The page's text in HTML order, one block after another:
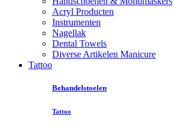
Acryl Producten
Instrumenten
Nagellak
Dental Towels
Diverse Artikelen Manicure
Tattoo
Behandelstoelen
Tattoo